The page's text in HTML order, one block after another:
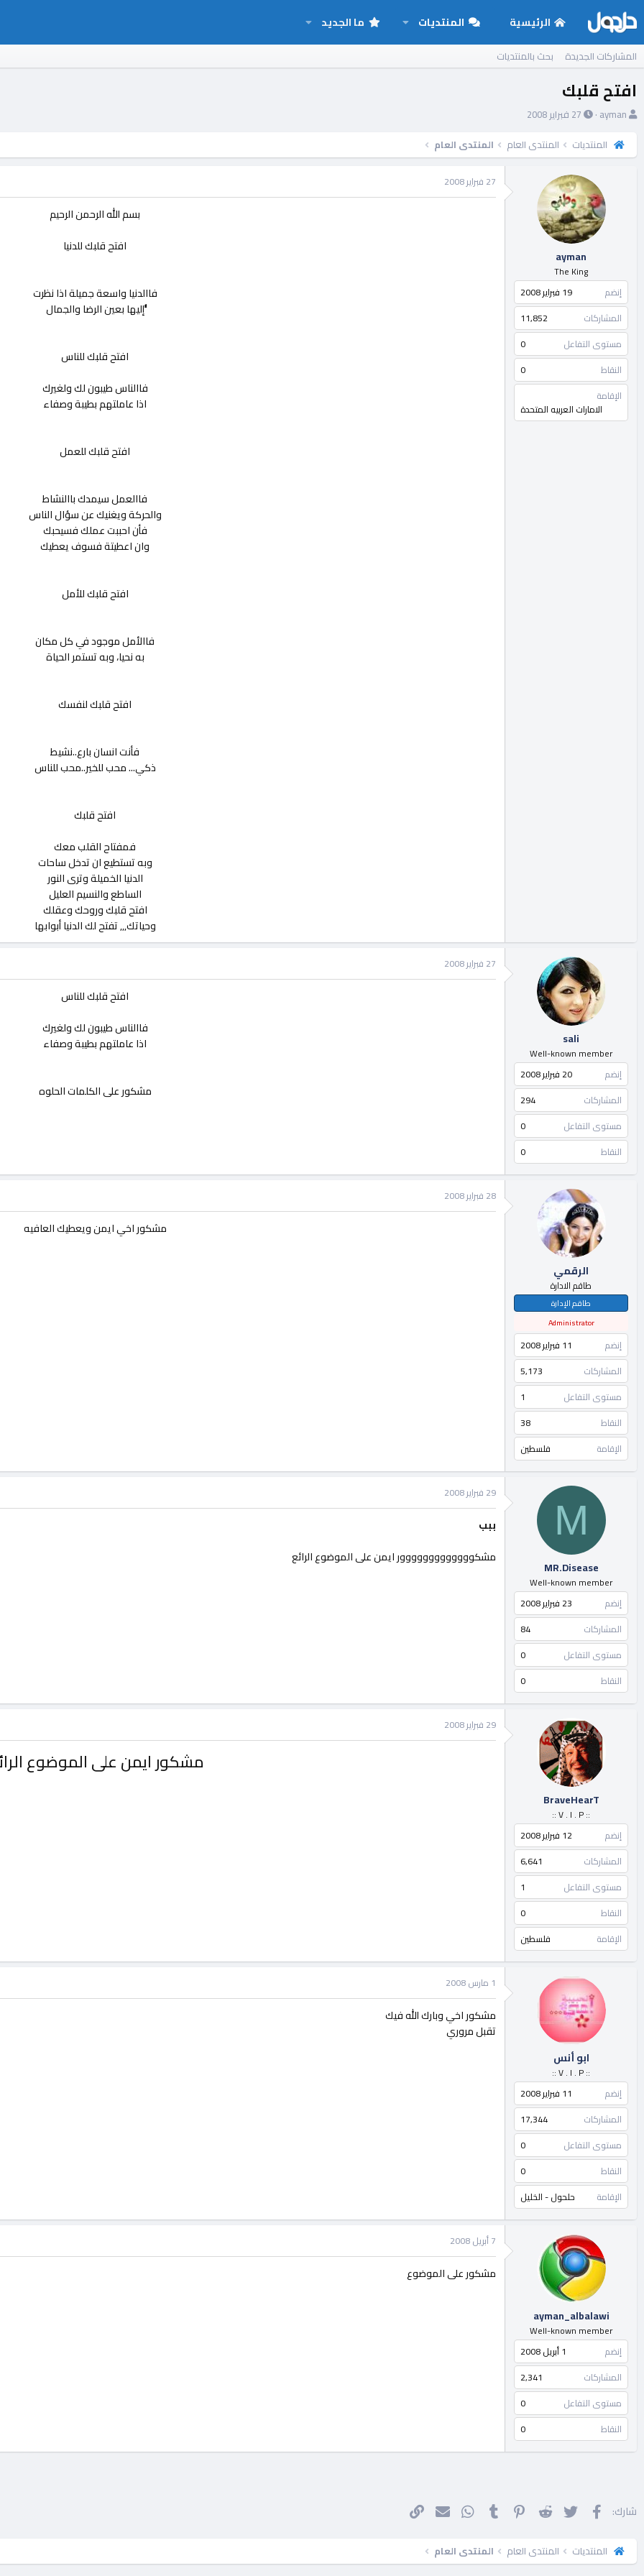
الرئيسية المنتديات ما الجديد
المشاركات الجديدة بحث بالمنتديات
افتح قلبك
ب
د
ئ
ayman
ت
ر
ي
خ
ا
ل
ب
د
ء
27 فبراير 2008
المنتديات
المنتدى العام المنتدى العام
ayman
The King
إنضم
19 فبراير 2008
المشاركات
11,852
مستوى التفاعل
0
النقاط
0
الإقامة
الامارات العربيه المتحدة
27 فبراير 2008
بسم الله الرحمن الرحيم
افتح قلبك للدنيا
فاالدنيا واسعة جميلة اذا نظرت
ًَُإليها بعين الرضا والجمال
افتح قلبك للناس
فاالناس طيبون لك ولغيرك
اذا عاملتهم بطيبة وصفاء
افتح قلبك للعمل
فاالعمل سيمدك باالنشاط
والحركة ويغنيك عن سؤال الناس
فأن احببت عملك فسيحبك
وان اعطيتة فسوف يعطيك
افتح قلبك للأمل
فاالأمل موجود في كل مكان
به نحيا، وبه تستمر الحياة
افتح قلبك لنفسك
فأنت انسان بارع..نشيط
ذكي... محب للخير..محب للناس
افتح قلبك
فمفتاح القلب معك
وبه تستطيع ان تدخل ساحات
الدنيا الخميلة وترى النور
الساطع والنسيم العليل
افتح قلبك وروحك وعقلك
وحياتك,,, تفتح لك الدنيا أبوابها​
sali
Well-known member
إنضم
20 فبراير 2008
المشاركات
294
مستوى التفاعل
0
النقاط
0
27 فبراير 2008
افتح قلبك للناس​
فاالناس طيبون لك ولغيرك
اذا عاملتهم بطيبة وصفاء​
مشكور على الكلمات الحلوه​
الرقمي
طاقم الادارة
طاقم الإدارة
Administrator
إنضم
11 فبراير 2008
المشاركات
5,173
مستوى التفاعل
1
النقاط
38
الإقامة
فلسطين
28 فبراير 2008
مشكور اخي ايمن ويعطيك العافيه​
M
MR.Disease
Well-known member
إنضم
23 فبراير 2008
المشاركات
84
مستوى التفاعل
0
النقاط
0
29 فبراير 2008
ببب
مشكووووووووووووور ايمن على الموضوع الرائع
BraveHearT
:: V . I . P ::
إنضم
12 فبراير 2008
المشاركات
6,641
مستوى التفاعل
1
النقاط
0
الإقامة
فلسطين
29 فبراير 2008
مشكور ايمن على الموضوع
ابو أنس
:: V . I . P ::
إنضم
11 فبراير 2008
المشاركات
17,344
مستوى التفاعل
0
النقاط
0
الإقامة
حلحول - الخليل
1 مارس 2008
مشكور اخي وبارك الله فيك
تقبل مروري
ayman_albalawi
Well-known member
إنضم
1 أبريل 2008
المشاركات
2,341
مستوى التفاعل
0
النقاط
0
7 أبريل 2008
مشكور على الموضوع
شارك: فيسبوك تويتر Reddit
Pinterest
Tumblr
WhatsAppالبريد الإلكتروني
المنتديات المنتدى العام المنتدى العام